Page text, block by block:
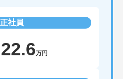
正社員
22.6万円